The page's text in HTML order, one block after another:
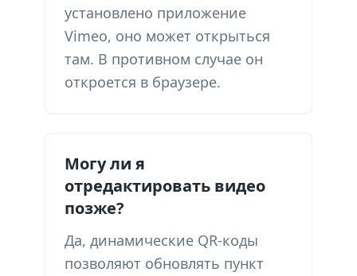
установлено приложение
Vimeo, оно может открыться
там. В противном случае он
откроется в браузере.
Могу ли я
отредактировать видео
позже?
Да, динамические QR-коды
позволяют обновлять пункт